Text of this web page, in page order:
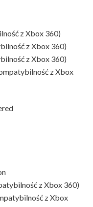
z Xbox 360)
z Xbox 360)
z Xbox 360)
z Xbox
z Xbox 360)
z Xbox